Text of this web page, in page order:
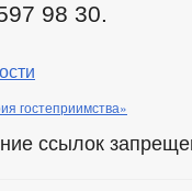
98 30.
гостеприимства»
ссылок